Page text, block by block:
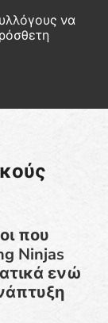
να
που
Ninjas
ενώ